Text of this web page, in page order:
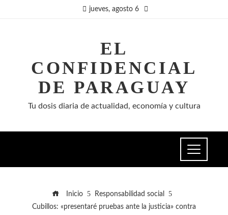
jueves, agosto 6
EL
CONFIDENCIAL
DE PARAGUAY
Tu dosis diaria de actualidad, economía y cultura
Inicio
Responsabilidad social
Cubillos: «presentaré pruebas ante la justicia» contra